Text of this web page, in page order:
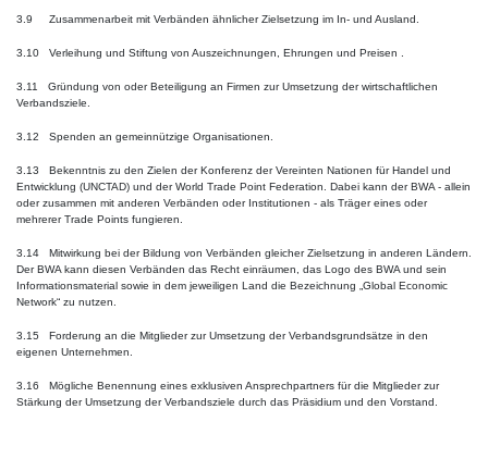
3.9 Zusammenarbeit mit Verbänden ähnlicher Zielsetzung im In- und Ausland.
3.10 Verleihung und Stiftung von Auszeichnungen, Ehrungen und Preisen .
3.11 Gründung von oder Beteiligung an Firmen zur Umsetzung der wirtschaftlichen
Verbandsziele.
3.12 Spenden an gemeinnützige Organisationen.
3.13 Bekenntnis zu den Zielen der Konferenz der Vereinten Nationen für Handel und
Entwicklung (UNCTAD) und der World Trade Point Federation. Dabei kann der BWA - allein
oder zusammen mit anderen Verbänden oder Institutionen - als Träger eines oder
mehrerer Trade Points fungieren.
3.14 Mitwirkung bei der Bildung von Verbänden gleicher Zielsetzung in anderen Ländern.
Der BWA kann diesen Verbänden das Recht einräumen, das Logo des BWA und sein
Informationsmaterial sowie in dem jeweiligen Land die Bezeichnung „Global Economic
Network“ zu nutzen.
3.15 Forderung an die Mitglieder zur Umsetzung der Verbandsgrundsätze in den
eigenen Unternehmen.
3.16 Mögliche Benennung eines exklusiven Ansprechpartners für die Mitglieder zur
Stärkung der Umsetzung der Verbandsziele durch das Präsidium und den Vorstand.